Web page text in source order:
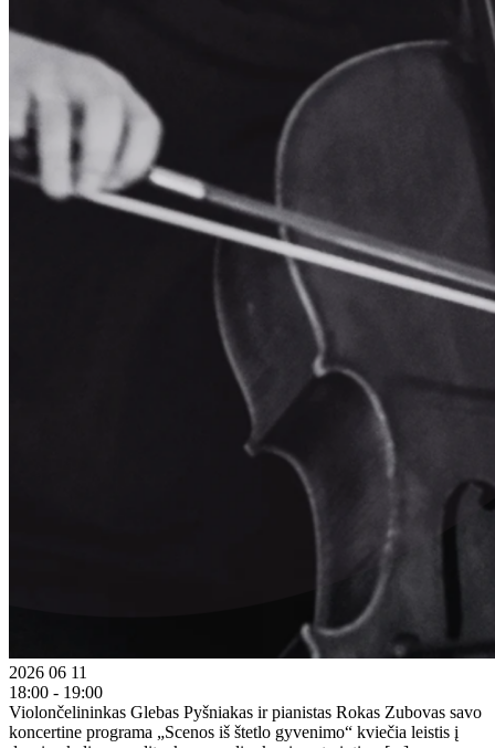
2026 06 11
18:00 - 19:00
Violončelininkas Glebas Pyšniakas ir pianistas Rokas Zubovas savo
koncertine programa „Scenos iš štetlo gyvenimo“ kviečia leistis į